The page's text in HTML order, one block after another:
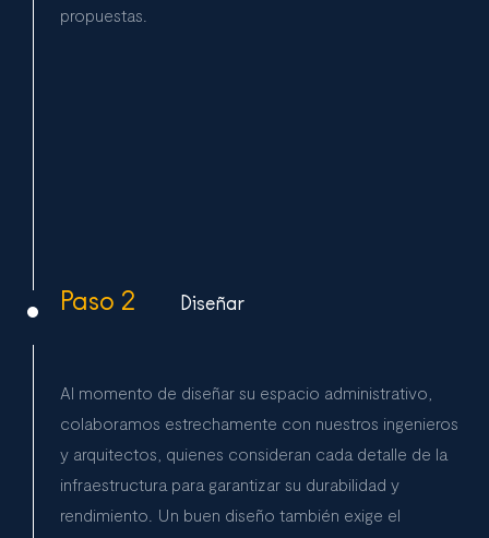
propuestas.
Paso 2 Diseñar
Al momento de diseñar su espacio administrativo,
colaboramos estrechamente con nuestros ingenieros
y arquitectos, quienes consideran cada detalle de la
infraestructura para garantizar su durabilidad y
rendimiento. Un buen diseño también exige el